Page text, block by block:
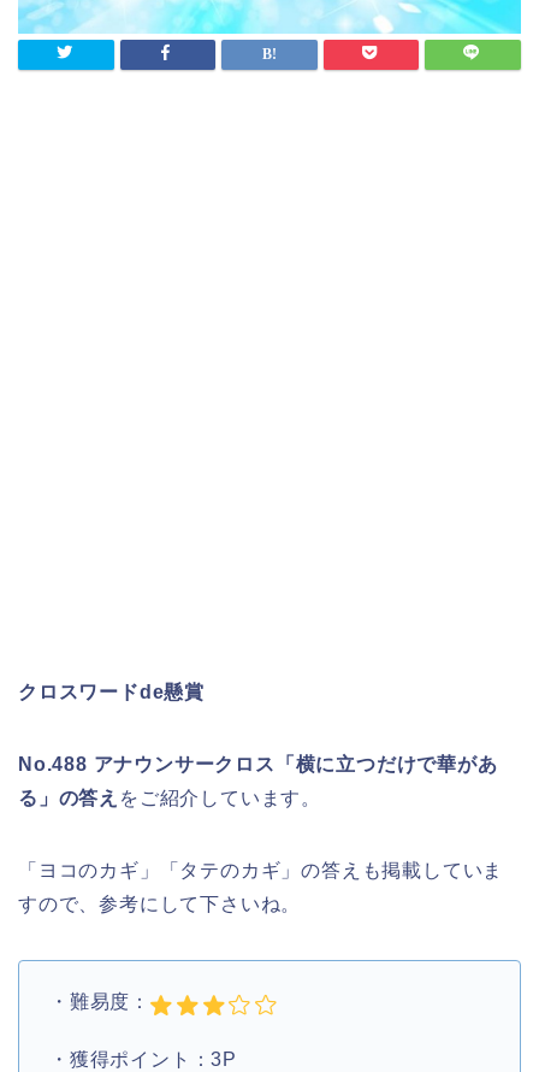
クロスワードde懸賞
No.488 アナウンサークロス「横に立つだけで華があ
る」の答え をご紹介しています。
「ヨコのカギ」「タテのカギ」の答えも掲載していま
すので、参考にして下さいね。
・難易度：
・獲得ポイント：3P